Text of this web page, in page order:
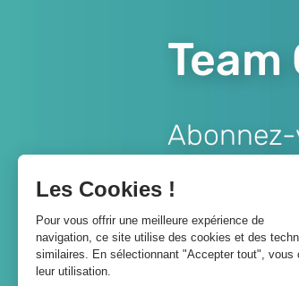
Abonnez-